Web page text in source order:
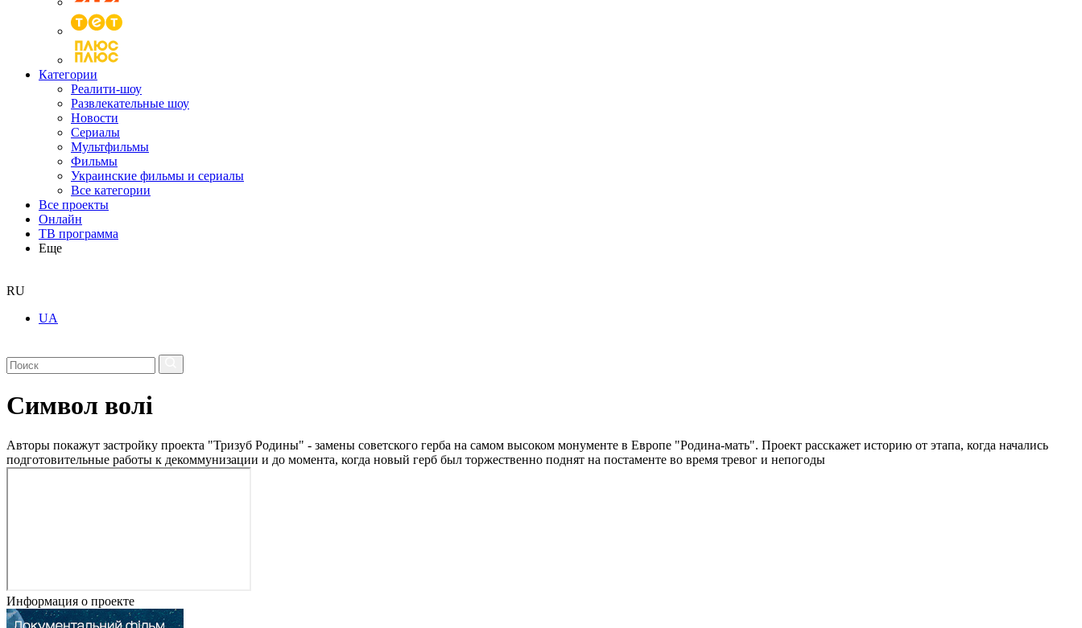
Категории
Реалити-шоу
Развлекательные шоу
Новости
Сериалы
Мультфильмы
Фильмы
Украинские фильмы и сериалы
Все категории
Все проекты
Онлайн
ТВ программа
Еще
RU
UA
Символ волі
Авторы покажут застройку проекта "Тризуб Родины" - замены советского герба на самом высоком монументе в Европе "Родина-мать". Проект расскажет историю от этапа, когда начались
подготовительные работы к декоммунизации и до момента, когда новый герб был торжественно поднят на постаменте во время тревог и непогоды
Информация о проекте